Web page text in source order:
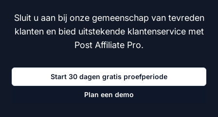
Sluit u aan bij onze gemeenschap van tevreden
klanten en bied uitstekende klantenservice met
Post Affiliate Pro.
Start 30 dagen gratis proefperiode
Plan een demo